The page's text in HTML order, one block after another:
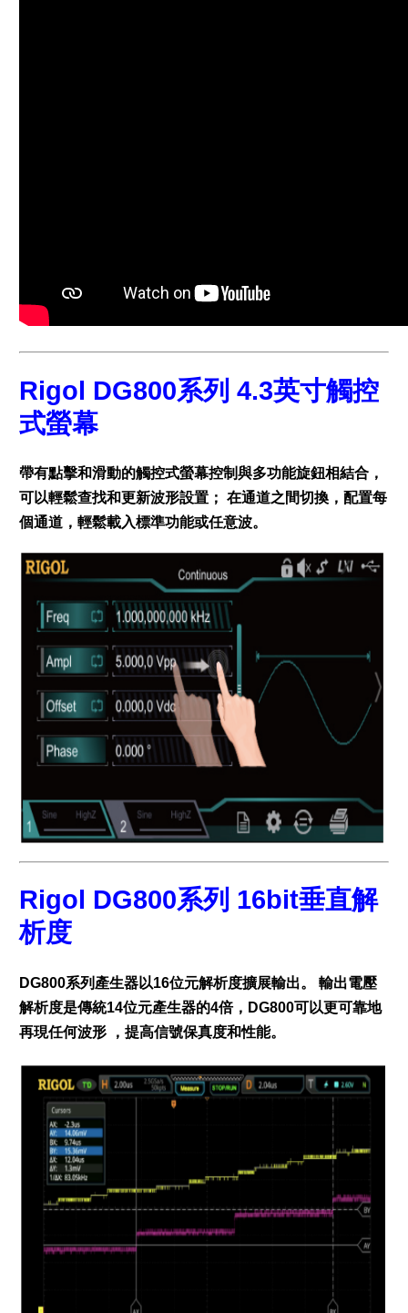
Rigol DG800系列 4.3英寸觸控
式螢幕
帶有點擊和滑動的觸控式螢幕控制與多功能旋鈕相結合，
可以輕鬆查找和更新波形設置； 在通道之間切換，配置每
個通道，輕鬆載入標準功能或任意波。
Rigol DG800系列 16bit垂直解
析度
DG800系列產生器以16位元解析度擴展輸出。 輸出電壓
解析度是傳統14位元產生器的4倍，DG800可以更可靠地
再現任何波形 ，提高信號保真度和性能。